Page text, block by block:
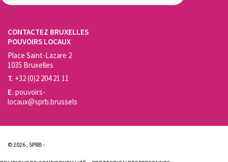
CONTACTEZ BRUXELLES
POUVOIRS LOCAUX
Place Saint-Lazare 2
1035 Bruxelles
T. +32 (0)2 204 21 11
E. pouvoirs-
locaux@sprb.brussels
© 2026 , SPRB -